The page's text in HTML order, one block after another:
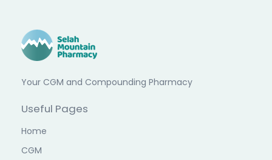
Your CGM and Compounding Pharmacy
Useful Pages
Home
CGM